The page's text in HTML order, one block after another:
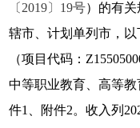
〔2019〕19号）的有
辖市、计划单列市，
（项目代码：
中等职业教育、高等
件1、附件2。收入列